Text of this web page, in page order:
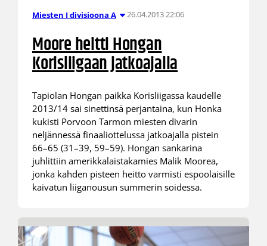
Miesten I divisioona A 26.04.2013 22:06
Moore heitti Hongan
Korisliigaan jatkoajalla
Tapiolan Hongan paikka Korisliigassa kaudelle
2013/14 sai sinettinsä perjantaina, kun Honka
kukisti Porvoon Tarmon miesten divarin
neljännessä finaaliottelussa jatkoajalla pistein
66–65 (31–39, 59–59). Hongan sankarina
juhlittiin amerikkalaistakamies Malik Moorea,
jonka kahden pisteen heitto varmisti espoolaisille
kaivatun liiganousun summerin soidessa.